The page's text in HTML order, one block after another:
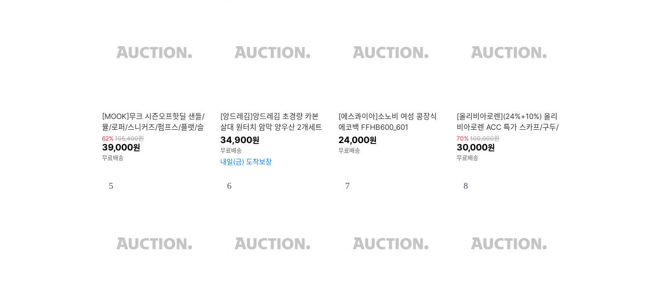
[MOOK]무크 시즌오프핫딜 샌들/
뮬/로퍼/스니커즈/펌프스/플랫/슬
링백/슬리퍼 외
62% 105,400원
39,000원
무료배송
[앙드레김]앙드레김 초경량 카본
살대 원터치 암막 양우산 2개세트
홈쇼핑보다 저렴하게
34,900원
무료배송
내일(금) 도착보장
[에스콰이아]소노비 여성 콩장식
에코백 FFHB600_601
24,000원
무료배송
[올리비아로렌](24%+10%) 올리
비아로렌 ACC 특가 스카프/구두/
모자/양말 ACC BEST 세일
70% 100,000원
30,000원
무료배송
5 6 7 8